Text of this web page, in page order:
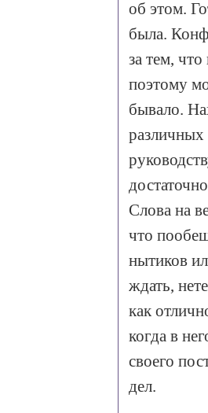
об этом.
была.
за тем,
поэтому
бывало.
различных
Слова на
что
нытиков
ждать,
как
когда в
своего
дел.